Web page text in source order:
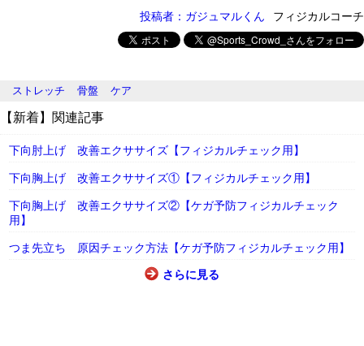
投稿者：ガジュマルくん
フィジカルコーチ
ストレッチ 骨盤 ケア
【新着】関連記事
下向肘上げ 改善エクササイズ【フィジカルチェック用】
下向胸上げ 改善エクササイズ①【フィジカルチェック用】
下向胸上げ 改善エクササイズ②【ケガ予防フィジカルチェック
用】
つま先立ち 原因チェック方法【ケガ予防フィジカルチェック用】
さらに見る